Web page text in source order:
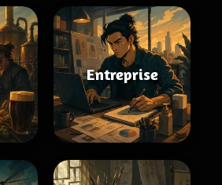
Entreprise